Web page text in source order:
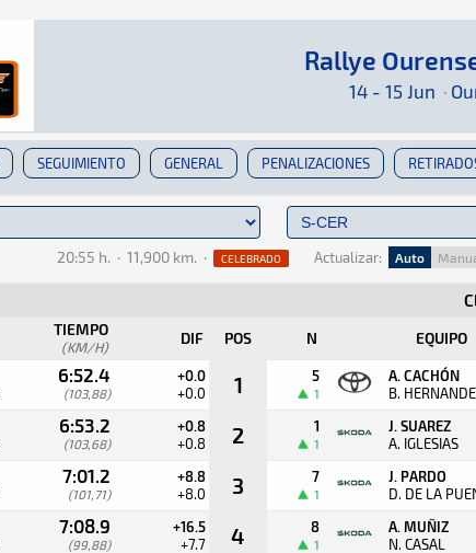
Rallye
14 - 15 Jun ·
Rally · Rallye Ourense Recalvi 2024 ·
SEGUIMIENTO GENERAL PENALIZACIONES
20:55 h. · 11,900 km. · CELEBRADO Actualizar: Auto
TIEMPO
(KM/H) DIF POS N EQUIPO
6:52.4
(103,88)
+0.0
+0.0 1 5
1
A. CACHÓN
B.
6:53.2
(103,68)
+0.8
+0.8 2 1
1
J. SUAREZ
A. IGLESIAS
7:01.2
(101,71)
+8.8
+8.0 3 7
1
J. PARDO
D. DE LA
7:08.9
(99,88)
+16.5
+7.7 4 8
1
A. MUÑIZ
N. CASAL